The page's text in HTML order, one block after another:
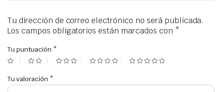
Tu dirección de correo electrónico no será publicada.
Los campos obligatorios están marcados con *
Tu puntuación *
Tu valoración *